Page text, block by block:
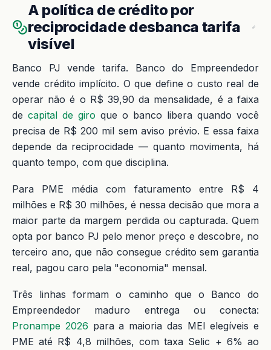
A política de crédito por
reciprocidade desbanca tarifa
visível
Banco PJ vende tarifa. Banco do Empreendedor
vende crédito implícito. O que define o custo real de
operar não é o R$ 39,90 da mensalidade, é a faixa
de capital de giro que o banco libera quando você
precisa de R$ 200 mil sem aviso prévio. E essa faixa
depende da reciprocidade — quanto movimenta, há
quanto tempo, com que disciplina.
Para PME média com faturamento entre R$ 4
milhões e R$ 30 milhões, é nessa decisão que mora a
maior parte da margem perdida ou capturada. Quem
opta por banco PJ pelo menor preço e descobre, no
terceiro ano, que não consegue crédito sem garantia
real, pagou caro pela "economia" mensal.
Três linhas formam o caminho que o Banco do
Empreendedor maduro entrega ou conecta:
Pronampe 2026 para a maioria das MEI elegíveis e
PME até R$ 4,8 milhões, com taxa Selic + 6% ao